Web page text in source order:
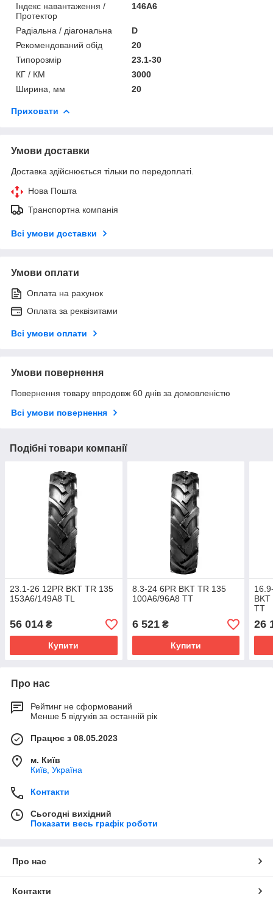
Індекс навантаження /
Протектор
146A6
Радіальна / діагональна
D
Рекомендований обід
20
Типорозмір
23.1-30
КГ / КМ
3000
Ширина, мм
20
Приховати
Умови доставки
Доставка здійснюється тільки по передоплаті.
Нова Пошта
Транспортна компанія
Всі умови доставки
Умови оплати
Оплата на рахунок
Оплата за реквізитами
Всі умови оплати
Умови повернення
Повернення товару впродовж 60 днів за домовленістю
Всі умови повернення
Подібні товари компанії
23.1-26 12PR BKT TR 135
153A6/149A8 TL
56 014 ₴
Купити
8.3-24 6PR BKT TR 135
100A6/96A8 TT
6 521₴
Купити
TT
26
Про нас
Рейтинг не сформований
Менше 5 відгуків за останній рік
Працює з 08.05.2023
м. Київ
Київ, Україна
Контакти
Сьогодні вихідний
Показати весь графік роботи
Про нас
Контакти